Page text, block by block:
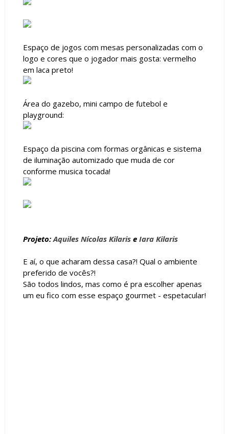
Espaço de jogos com mesas personalizadas com o
logo e cores que o jogador mais gosta: vermelho
em laca preto!
Área do gazebo, mini campo de futebol e
playground:
Espaço da piscina com formas orgânicas e sistema
de iluminação automizado que muda de cor
conforme musica tocada!
Projeto:Aquiles Nícolas Kilarise Iara Kilaris
E aí, o que acharam dessa casa?! Qual o ambiente
preferido de vocês?!
São todos lindos, mas como é pra escolher apenas
um eu fico com esse espaço gourmet - espetacular!